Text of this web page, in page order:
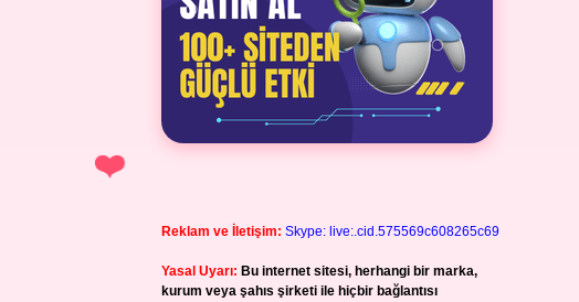
Reklam ve İletişim: Skype: live:.cid.575569c608265c69
Yasal Uyarı: Bu internet sitesi, herhangi bir marka,
kurum veya şahıs şirketi ile hiçbir bağlantısı